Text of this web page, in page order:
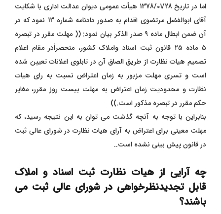
اما در تاریخ 1378/01/28 هیأت عمومی دیوان عدالت اداری با شکایت
آقای ابوالفضل مرتضوی اقدام به صدور دادنامه شماره 13 نمود که در
آن ضمن ابطال ماده 9 صدر الذکر بیان نمود: (( مهلت مقرر در تبصره
۵ ماده ۲۵ قانون ثبت اسناد واملاک کشور، منحصراًدر مقام اعلام
تصمیم هیات نظارت از طریق الصاق آن در تابلوی اعلانات تعیین‌ شده
است و تسری مهلت مزبور به زمان اعتراض نسبت به رای هیات
نظارت و محدودیت زمان اعتراض به مهلت بیست روز مقرر، مغایر
حکم مقرر در ‌تبصره مذکور است.))
بنابراین با توجه به آنچه گذشت می توان به این نتیجه رسید، که
مهلت معینی برای اعتراض به آرای هیات نظارت در شورای عالی ثبت
در قانون پیش بینی نشده است..
چه آرایی از هیات نظارت ثبت اسناد و املاک
قابل تجدیدنظرخواهی در شورای عالی ثبت می
باشند؟